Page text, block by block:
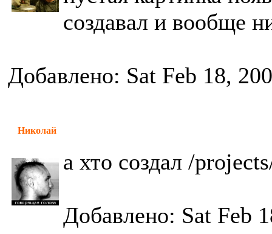
создавал и вообще
Добавлено: Sat Feb 18,
Николай
а хто создал /
Добавлено: Sat Feb